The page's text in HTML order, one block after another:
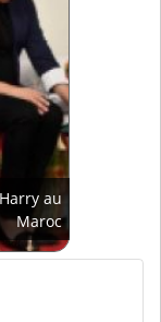
au
Maroc